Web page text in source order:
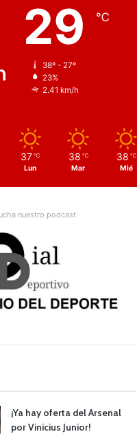
29 ℃
38º - 27º
23%
2.41 km/h
37 ℃
Lun
38 ℃
Mar
38 ℃
Mié
nuestro podcast
¡Ya hay oferta del Arsenal
por Vinicius Junior!